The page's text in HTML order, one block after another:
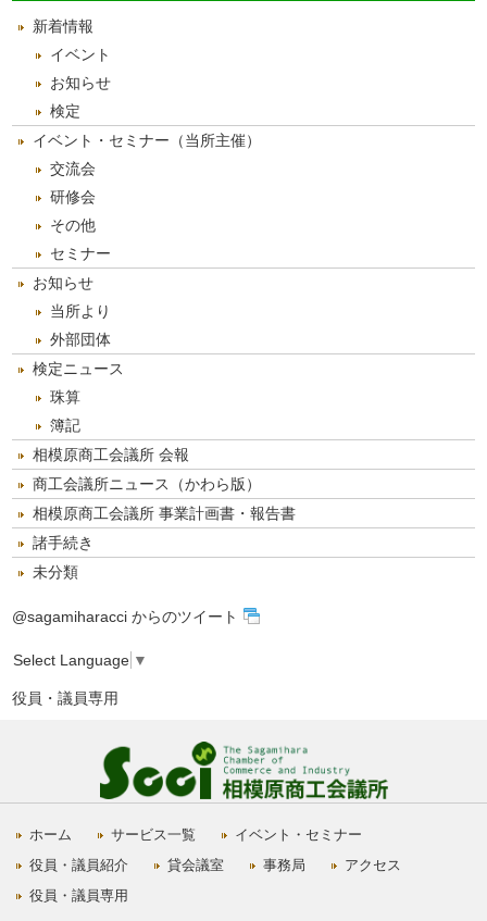
イ 新着情報
イベント
お知らせ
検定
イベント・セミナー（当所主催）
交流会
研修会
その他
セミナー
お知らせ
当所より
外部団体
検定ニュース
珠算
簿記
相模原商工会議所 会報
商工会議所ニュース（かわら版）
相模原商工会議所 事業計画書・報告書
諸手続き
未分類
@sagamiharacci からのツイート
Select Language ▼
役員・議員専用
ホーム サービス一覧
イベント・セミナー
役員・議員紹介
貸会議室 事務局
アクセス
役員・議員専用